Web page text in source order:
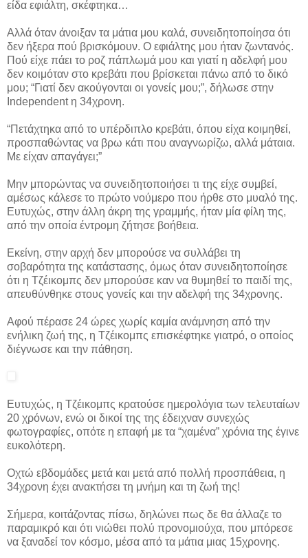
είδα εφιάλτη, σκέφτηκα…
Αλλά όταν άνοιξαν τα μάτια μου καλά, συνειδητοποίησα ότι
δεν ήξερα πού βρισκόμουν. Ο εφιάλτης μου ήταν ζωντανός.
Πού είχε πάει το ροζ πάπλωμά μου και γιατί η αδελφή μου
δεν κοιμόταν στο κρεβάτι που βρίσκεται πάνω από το δικό
μου; “Γιατί δεν ακούγονται οι γονείς μου;”, δήλωσε στην
Independent η 34χρονη.
“Πετάχτηκα από το υπέρδιπλο κρεβάτι, όπου είχα κοιμηθεί,
προσπαθώντας να βρω κάτι που αναγνωρίζω, αλλά μάταια.
Με είχαν απαγάγει;”
Μην μπορώντας να συνειδητοποιήσει τι της είχε συμβεί,
αμέσως κάλεσε το πρώτο νούμερο που ήρθε στο μυαλό της.
Ευτυχώς, στην άλλη άκρη της γραμμής, ήταν μία φίλη της,
από την οποία έντρομη ζήτησε βοήθεια.
Εκείνη, στην αρχή δεν μπορούσε να συλλάβει τη
σοβαρότητα της κατάστασης, όμως όταν συνειδητοποίησε
ότι η Τζέικομπς δεν μπορούσε καν να θυμηθεί το παιδί της,
απευθύνθηκε στους γονείς και την αδελφή της 34χρονης.
Αφού πέρασε 24 ώρες χωρίς καμία ανάμνηση από την
ενήλικη ζωή της, η Τζέικομπς επισκέφτηκε γιατρό, ο οποίος
διέγνωσε και την πάθηση.
Ευτυχώς, η Τζέικομπς κρατούσε ημερολόγια των τελευταίων
20 χρόνων, ενώ οι δικοί της της έδειχναν συνεχώς
φωτογραφίες, οπότε η επαφή με τα “χαμένα” χρόνια της έγινε
ευκολότερη.
Οχτώ εβδομάδες μετά και μετά από πολλή προσπάθεια, η
34χρονη έχει ανακτήσει τη μνήμη και τη ζωή της!
Σήμερα, κοιτάζοντας πίσω, δηλώνει πως δε θα άλλαζε το
παραμικρό και ότι νιώθει πολύ προνομιούχα, που μπόρεσε
να ξαναδεί τον κόσμο, μέσα από τα μάτια μιας 15χρονης.